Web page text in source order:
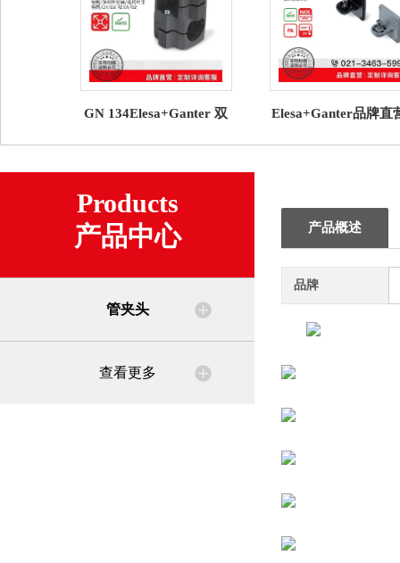
GN 134Elesa+Ganter 双
Elesa+Ganter品牌直
底座 高科技聚合体
Products
产品中心
管夹头
查看更多
产品概述
品牌